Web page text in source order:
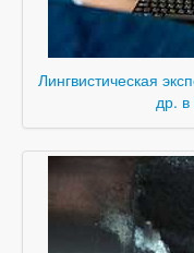
Лингвистическая
др.